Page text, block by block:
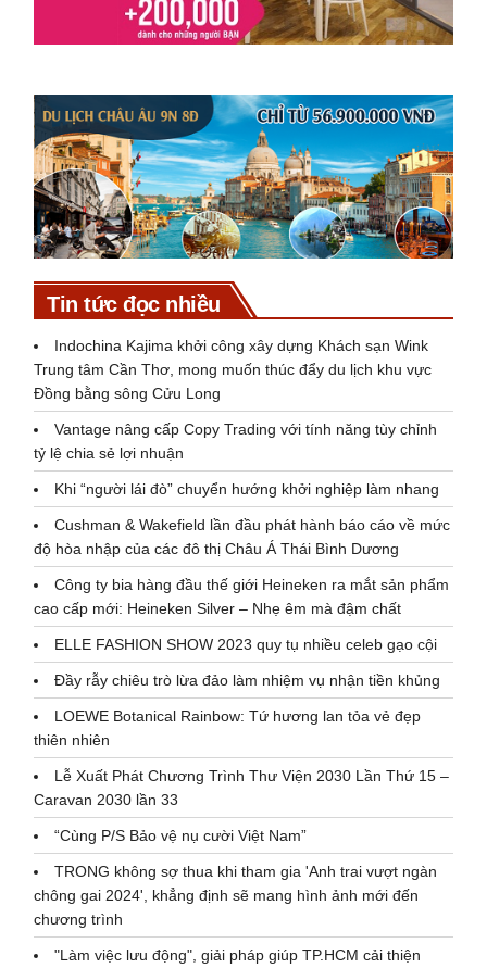
Tin tức đọc nhiều
Indochina Kajima khởi công xây dựng Khách sạn Wink
Trung tâm Cần Thơ, mong muốn thúc đẩy du lịch khu vực
Đồng bằng sông Cửu Long
Vantage nâng cấp Copy Trading với tính năng tùy chỉnh
tỷ lệ chia sẻ lợi nhuận
Khi “người lái đò” chuyển hướng khởi nghiệp làm nhang
Cushman & Wakefield lần đầu phát hành báo cáo về mức
độ hòa nhập của các đô thị Châu Á Thái Bình Dương
Công ty bia hàng đầu thế giới Heineken ra mắt sản phẩm
cao cấp mới: Heineken Silver – Nhẹ êm mà đậm chất
ELLE FASHION SHOW 2023 quy tụ nhiều celeb gạo cội
Đầy rẫy chiêu trò lừa đảo làm nhiệm vụ nhận tiền khủng
LOEWE Botanical Rainbow: Tứ hương lan tỏa vẻ đẹp
thiên nhiên
Lễ Xuất Phát Chương Trình Thư Viện 2030 Lần Thứ 15 –
Caravan 2030 lần 33
“Cùng P/S Bảo vệ nụ cười Việt Nam”
TRONG không sợ thua khi tham gia 'Anh trai vượt ngàn
chông gai 2024', khẳng định sẽ mang hình ảnh mới đến
chương trình
"Làm việc lưu động", giải pháp giúp TP.HCM cải thiện